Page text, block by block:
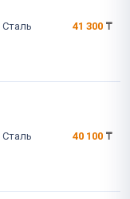
Сталь 41 300 ₸
Сталь 40 100 ₸